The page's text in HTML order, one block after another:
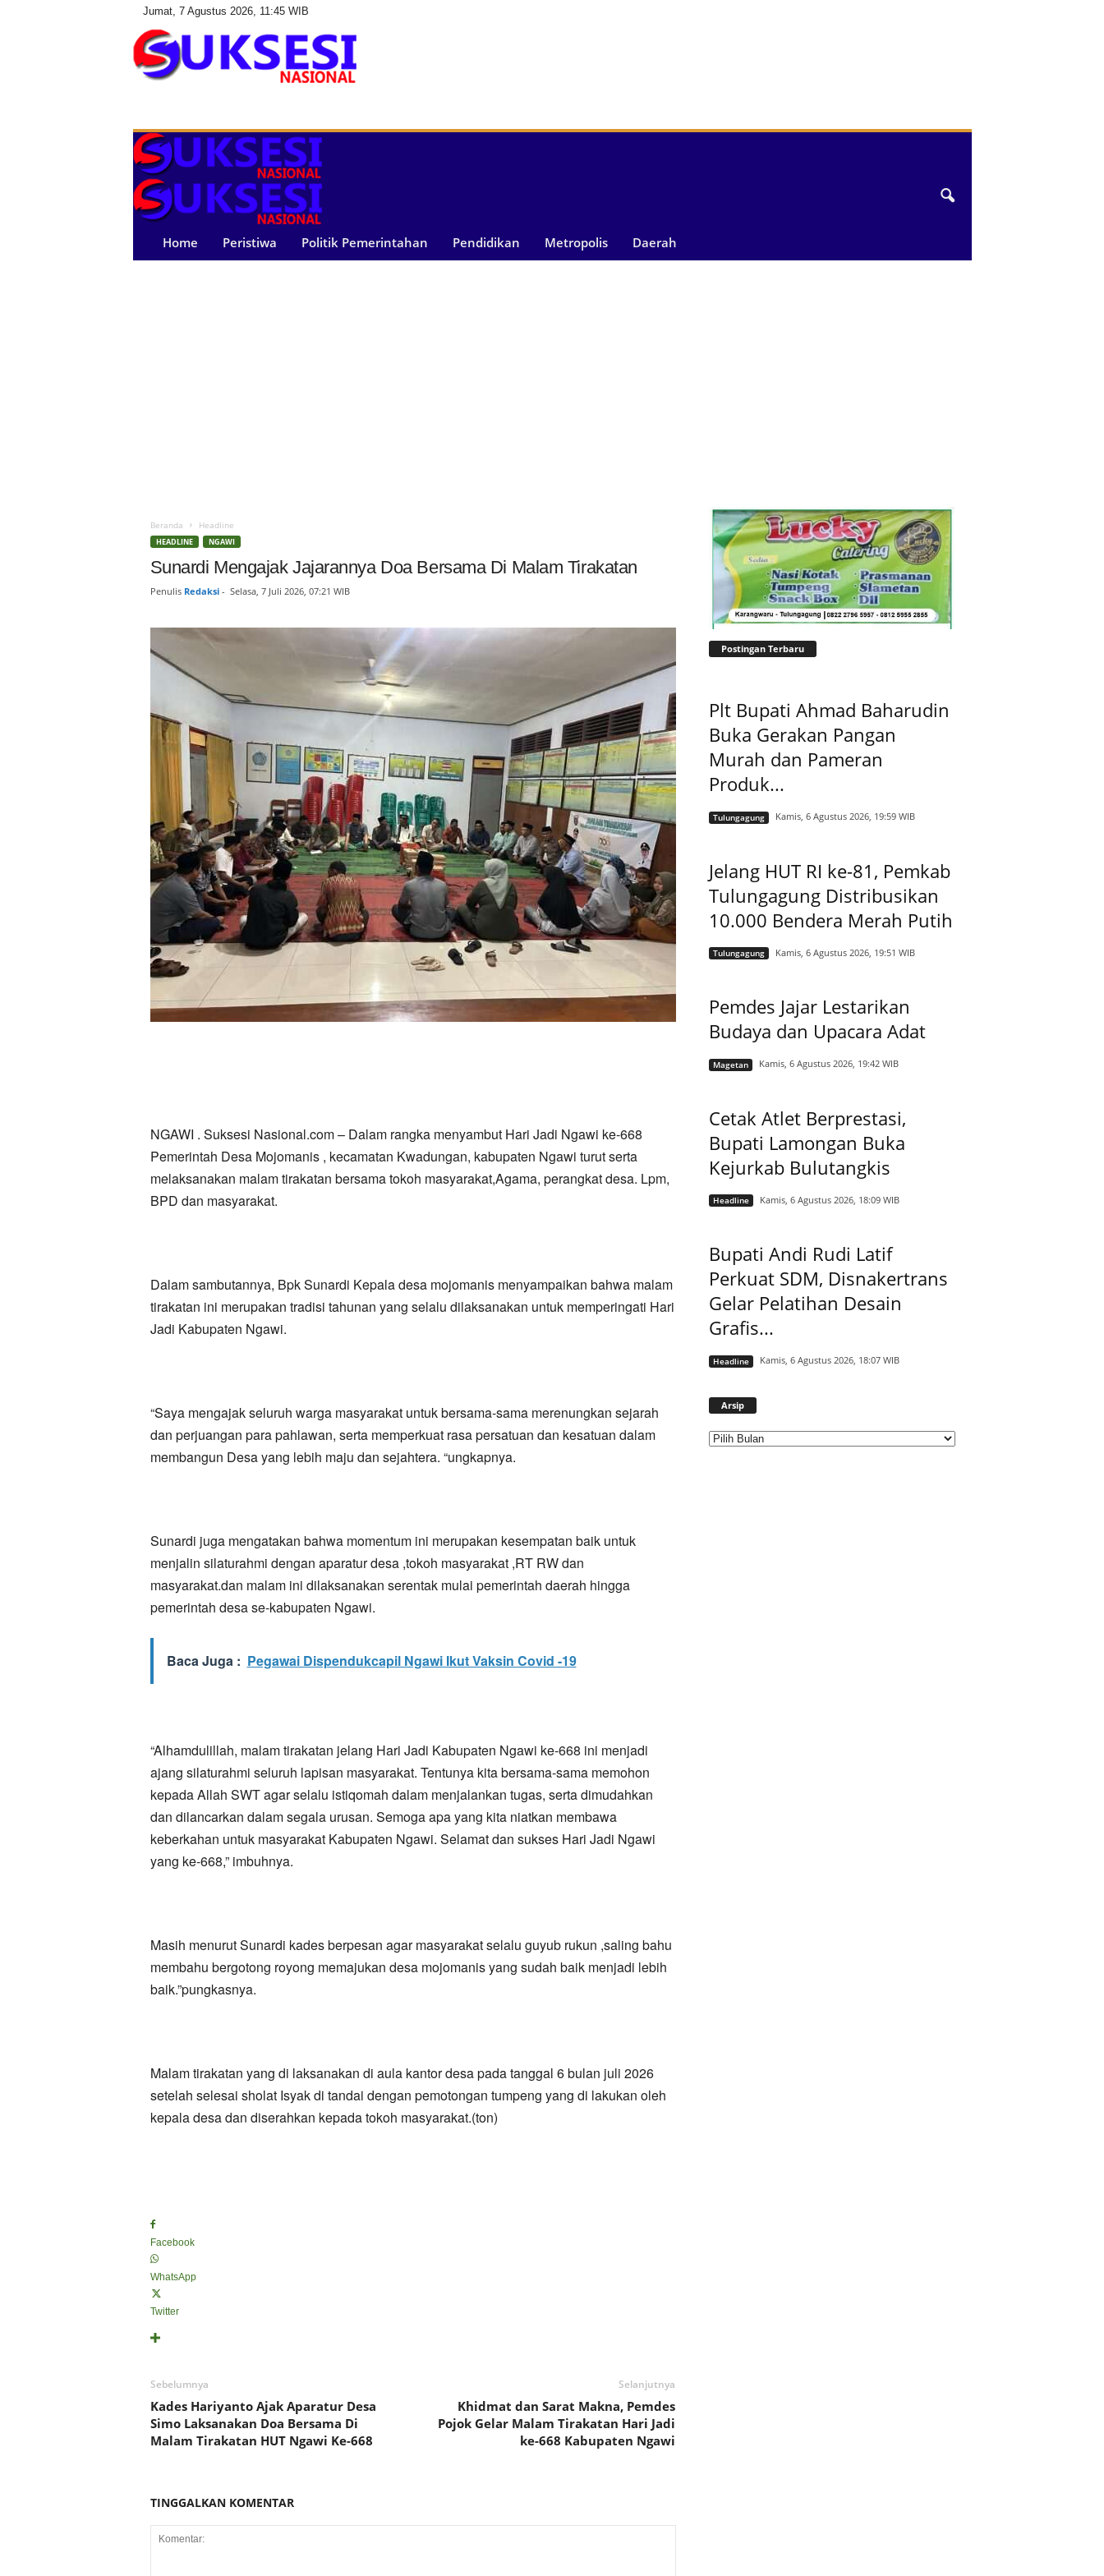
Jumat, 7 Agustus 2026, 11:45 WIB
s
e
i
N
i
Home Peristiwa Politik Pemerintahan Pendidikan Metropolis Daerah
Beranda Headline
HEADLINE NGAWI
Sunardi Mengajak Jajarannya Doa Bersama Di Malam Tirakatan
Penulis Redaksi- Selasa, 7 Juli 2026, 07:21 WIB
NGAWI . Suksesi Nasional.com – Dalam rangka menyambut Hari Jadi Ngawi ke-668
Pemerintah Desa Mojomanis , kecamatan Kwadungan, kabupaten Ngawi turut serta
melaksanakan malam tirakatan bersama tokoh masyarakat,Agama, perangkat desa. Lpm,
BPD dan masyarakat.
Dalam sambutannya, Bpk Sunardi Kepala desa mojomanis menyampaikan bahwa malam
tirakatan ini merupakan tradisi tahunan yang selalu dilaksanakan untuk memperingati Hari
Jadi Kabupaten Ngawi.
“Saya mengajak seluruh warga masyarakat untuk bersama-sama merenungkan sejarah
dan perjuangan para pahlawan, serta memperkuat rasa persatuan dan kesatuan dalam
membangun Desa yang lebih maju dan sejahtera. “ungkapnya.
Sunardi juga mengatakan bahwa momentum ini merupakan kesempatan baik untuk
menjalin silaturahmi dengan aparatur desa ,tokoh masyarakat ,RT RW dan
masyarakat.dan malam ini dilaksanakan serentak mulai pemerintah daerah hingga
pemerintah desa se-kabupaten Ngawi.
Baca Juga : Pegawai Dispendukcapil Ngawi Ikut Vaksin Covid -19
“Alhamdulillah, malam tirakatan jelang Hari Jadi Kabupaten Ngawi ke-668 ini menjadi
ajang silaturahmi seluruh lapisan masyarakat. Tentunya kita bersama-sama memohon
kepada Allah SWT agar selalu istiqomah dalam menjalankan tugas, serta dimudahkan
dan dilancarkan dalam segala urusan. Semoga apa yang kita niatkan membawa
keberkahan untuk masyarakat Kabupaten Ngawi. Selamat dan sukses Hari Jadi Ngawi
yang ke-668,” imbuhnya.
Masih menurut Sunardi kades berpesan agar masyarakat selalu guyub rukun ,saling bahu
membahu bergotong royong memajukan desa mojomanis yang sudah baik menjadi lebih
baik.”pungkasnya.
Malam tirakatan yang di laksanakan di aula kantor desa pada tanggal 6 bulan juli 2026
setelah selesai sholat Isyak di tandai dengan pemotongan tumpeng yang di lakukan oleh
kepala desa dan diserahkan kepada tokoh masyarakat.(ton)
Facebook
WhatsApp
Twitter
Sebelumnya
Kades Hariyanto Ajak Aparatur Desa
Simo Laksanakan Doa Bersama Di
Malam Tirakatan HUT Ngawi Ke-668
Selanjutnya
Khidmat dan Sarat Makna, Pemdes
Pojok Gelar Malam Tirakatan Hari Jadi
ke-668 Kabupaten Ngawi
TINGGALKAN KOMENTAR
Postingan Terbaru
Plt Bupati Ahmad Baharudin
Buka Gerakan Pangan
Murah dan Pameran
Produk...
Tulungagung Kamis, 6 Agustus 2026, 19:59 WIB
Jelang HUT RI ke-81, Pemkab
Tulungagung Distribusikan
10.000 Bendera Merah Putih
Tulungagung Kamis, 6 Agustus 2026, 19:51 WIB
Pemdes Jajar Lestarikan
Budaya dan Upacara Adat
Magetan Kamis, 6 Agustus 2026, 19:42 WIB
Cetak Atlet Berprestasi,
Bupati Lamongan Buka
Kejurkab Bulutangkis
Headline Kamis, 6 Agustus 2026, 18:09 WIB
Bupati Andi Rudi Latif
Perkuat SDM, Disnakertrans
Gelar Pelatihan Desain
Grafis...
Headline Kamis, 6 Agustus 2026, 18:07 WIB
Arsip